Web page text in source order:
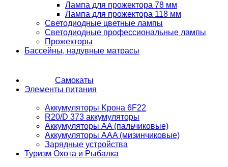
Лампа для прожектора 78 мм
Лампа для прожектора 118 мм
Светодиодные цветные лампы
Светодиодные профессиональные лампы
Прожекторы
Бассейны, надувные матрасы
Самокаты
Элементы питания
Аккумуляторы Kрона 6F22
R20/D 373 аккумуляторы
Аккумуляторы AA (пальчиковые)
Аккумуляторы AAA (мизинчиковые)
Зарядные устройства
Туризм Охота и Рыбалка